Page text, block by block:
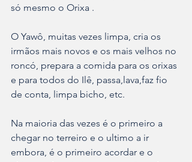
só mesmo o Orixa .
O Yawô, muitas vezes limpa, cria os
irmãos mais novos e os mais velhos no
roncó, prepara a comida para os orixas
e para todos do Ilê, passa,lava,faz fio
de conta, limpa bicho, etc.
Na maioria das vezes é o primeiro a
chegar no terreiro e o ultimo a ir
embora, é o primeiro acordar e o